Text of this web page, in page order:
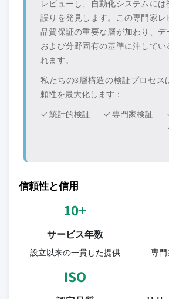
レビューし、自動化システムに
誤りを発見します。この専門家レ
品質保証の重要な層が加わり、
および分野固有の基準に沖してい
れます。
私たちの3層構造の検証プロセス
頼性を最大化します：
✓ 統計的検証
✓ 専門家検証
信頼性と信用
10+
サービス年数
設立以来の一貫した提供 専
ISO